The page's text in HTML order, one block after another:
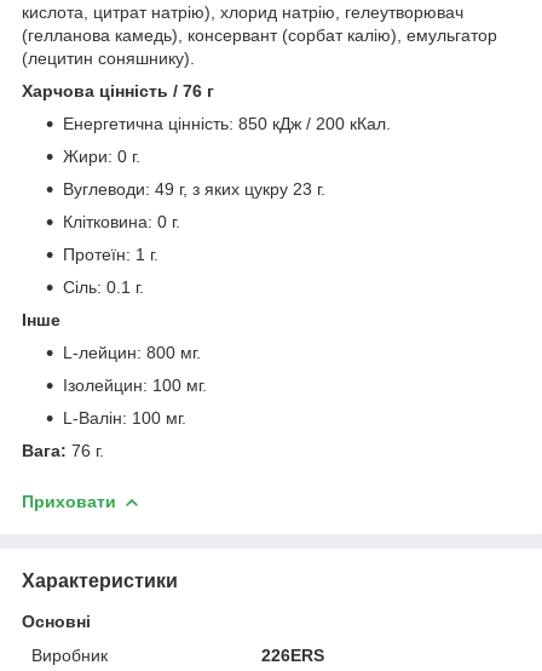
кислота, цитрат натрію), хлорид натрію, гелеутворювач
(гелланова камедь), консервант (сорбат калію), емульгатор
(лецитин соняшнику).
Харчова цінність / 76 г
Енергетична цінність: 850 кДж / 200 кКал.
Жири: 0 г.
Вуглеводи: 49 г, з яких цукру 23 г.
Клітковина: 0 г.
Протеїн: 1 г.
Сіль: 0.1 г.
Інше
L-лейцин: 800 мг.
Ізолейцин: 100 мг.
L-Валін: 100 мг.
Вага: 76 г.
Приховати
Характеристики
Основні
Виробник
226ERS